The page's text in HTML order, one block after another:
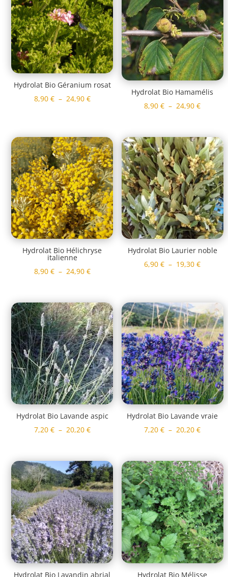
20,20 €
19,30 €
Hydrolat Bio Géranium rosat
8,90 € – 24,90 €Plage
8,90 €
à
24,90 €
Hydrolat Bio Hamamélis
8,90€ – 24,90€Plage
8,90 €
à
24,90 €
Hydrolat Bio Hélichryse
italienne
8,90 € – 24,90 €Plage
8,90 €
à
24,90 €
Hydrolat Bio Laurier noble
6,90€ – 19,30€Plage
6,90 €
à
19,30 €
Hydrolat Bio Lavande aspic
7,20 € – 20,20 €Plage
7,20 €
à
20,20 €
Hydrolat Bio Lavande vraie
7,20€ – 20,20€Plage
7,20 €
à
20,20 €
Hydrolat Bio Lavandin abrial Hydrolat Bio Mélisse